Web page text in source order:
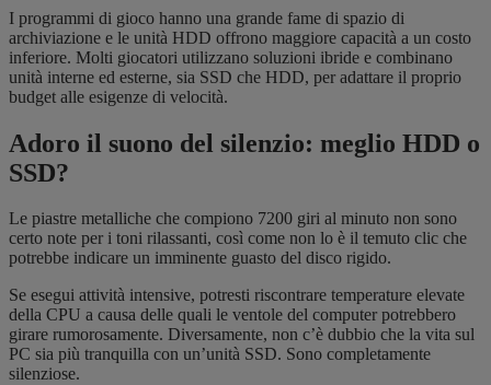
I programmi di gioco hanno una grande fame di spazio di
archiviazione e le unità HDD offrono maggiore capacità a un costo
inferiore. Molti giocatori utilizzano soluzioni ibride e combinano
unità interne ed esterne, sia SSD che HDD, per adattare il proprio
budget alle esigenze di velocità.
Adoro il suono del silenzio: meglio HDD o
SSD?
Le piastre metalliche che compiono 7200 giri al minuto non sono
certo note per i toni rilassanti, così come non lo è il temuto clic che
potrebbe indicare un imminente guasto del disco rigido.
Se esegui attività intensive, potresti riscontrare temperature elevate
della CPU a causa delle quali le ventole del computer potrebbero
girare rumorosamente. Diversamente, non c’è dubbio che la vita sul
PC sia più tranquilla con un’unità SSD. Sono completamente
silenziose.